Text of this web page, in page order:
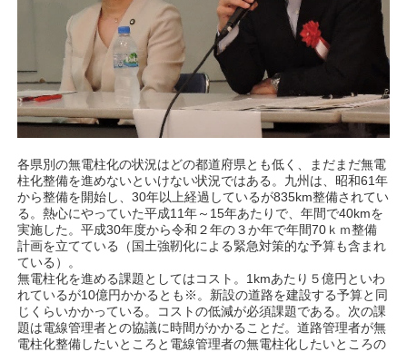
各県別の無電柱化の状況はどの都道府県とも低く、まだまだ無電
柱化整備を進めないといけない状況ではある。九州は、昭和61年
から整備を開始し、30年以上経過しているが835km整備されてい
る。熱心にやっていた平成11年～15年あたりで、年間で40kmを
実施した。平成30年度から令和２年の３か年で年間70ｋｍ整備
計画を立てている（国土強靭化による緊急対策的な予算も含まれ
ている）。
無電柱化を進める課題としてはコスト。1kmあたり５億円といわ
れているが10億円かかるとも※。新設の道路を建設する予算と同
じくらいかかっている。コストの低減が必須課題である。次の課
題は電線管理者との協議に時間がかかることだ。道路管理者が無
電柱化整備したいところと電線管理者の無電柱化したいところの